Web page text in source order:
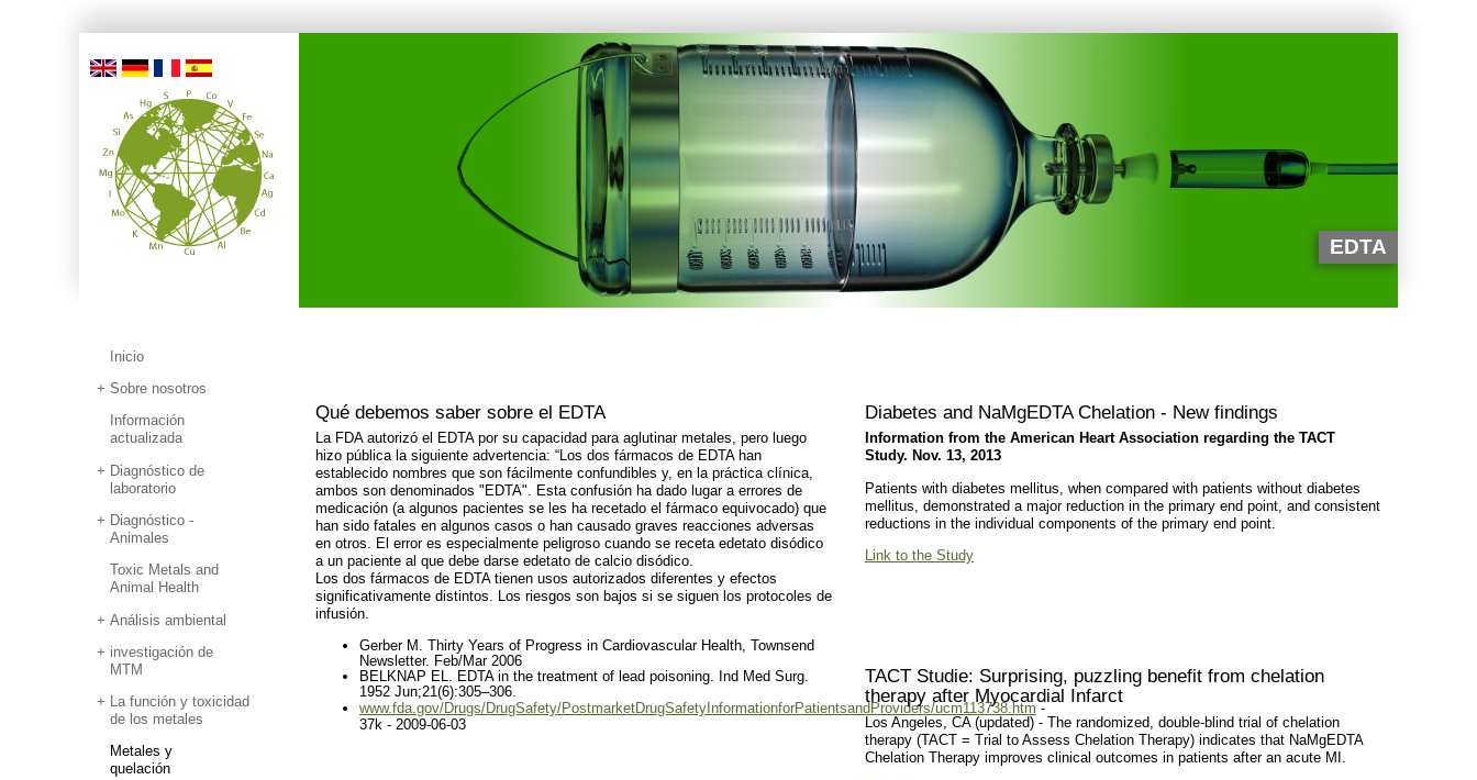
EDTA
Inicio
Sobre nosotros
Información
actualizada
Diagnóstico de
laboratorio
Diagnóstico -
Animales
Toxic Metals and
Animal Health
Análisis ambiental
investigación de
MTM
La función y toxicidad
de los metales
Metales y
quelación
Qué debemos saber sobre el EDTA
La FDA autorizó el EDTA por su capacidad para aglutinar metales, pero luego
hizo pública la siguiente advertencia: “Los dos fármacos de EDTA han
establecido nombres que son fácilmente confundibles y, en la práctica clínica,
ambos son denominados "EDTA". Esta confusión ha dado lugar a errores de
medicación (a algunos pacientes se les ha recetado el fármaco equivocado) que
han sido fatales en algunos casos o han causado graves reacciones adversas
en otros. El error es especialmente peligroso cuando se receta edetato disódico
a un paciente al que debe darse edetato de calcio disódico.
Los dos fármacos de EDTA tienen usos autorizados diferentes y efectos
significativamente distintos. Los riesgos son bajos si se siguen los protocoles de
infusión.
Gerber M. Thirty Years of Progress in Cardiovascular Health, Townsend
Newsletter. Feb/Mar 2006
BELKNAP EL. EDTA in the treatment of lead poisoning. Ind Med Surg.
1952 Jun;21(6):305–306.
www.fda.gov/Drugs/DrugSafety/PostmarketDrugSafetyInformationforPatientsandProviders/ucm113738.htm -
37k - 2009-06-03
Diabetes and NaMgEDTA Chelation - New findings
Information from the American Heart Association regarding the TACT
Study. Nov. 13, 2013
Patients with diabetes mellitus, when compared with patients without diabetes
mellitus, demonstrated a major reduction in the primary end point, and consistent
reductions in the individual components of the primary end point.
Link to the Study
TACT Studie: Surprising, puzzling benefit from chelation
therapy after Myocardial Infarct
Los Angeles, CA (updated) - The randomized, double-blind trial of chelation
therapy (TACT = Trial to Assess Chelation Therapy) indicates that NaMgEDTA
Chelation Therapy improves clinical outcomes in patients after an acute MI.